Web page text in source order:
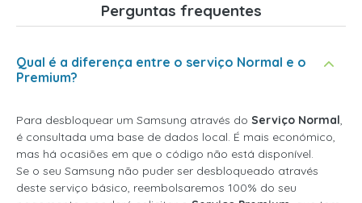
Perguntas frequentes
Qual é a diferença entre o serviço Normal e o
Premium?
Para desbloquear um Samsung através do Serviço Normal,
é consultada uma base de dados local. É mais económico,
mas há ocasiões em que o código não está disponível.
Se o seu Samsung não puder ser desbloqueado através
deste serviço básico, reembolsaremos 100% do seu